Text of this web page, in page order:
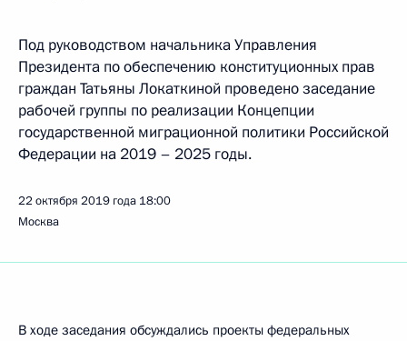
Под руководством начальника Управления
Президента по обеспечению конституционных прав
граждан Татьяны Локаткиной проведено заседание
рабочей группы по реализации Концепции
государственной миграционной политики Российской
Федерации на 2019 – 2025 годы.
22 октября 2019 года 18:00
Москва
В ходе заседания обсуждались проекты федеральных